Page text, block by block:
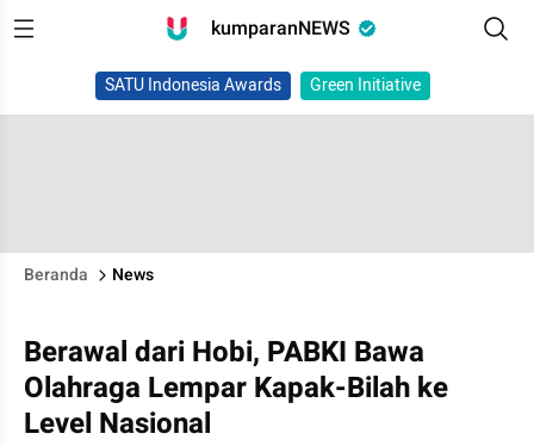
kumparanNEWS
SATU Indonesia Awards Green Initiative
Beranda News
Berawal dari Hobi, PABKI Bawa
Olahraga Lempar Kapak-Bilah ke
Level Nasional